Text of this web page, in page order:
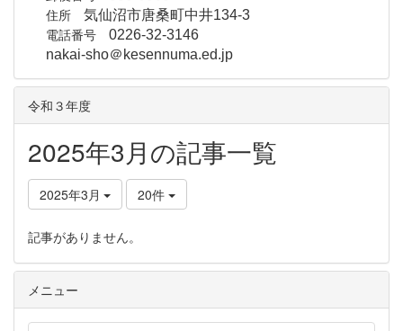
住所 気仙沼市唐桑町中井134-3
電話番号 0226-32-3146
nakai-sho＠kesennuma.ed.jp
令和３年度
2025年3月の記事一覧
2025年3月 20件
記事がありません。
メニュー